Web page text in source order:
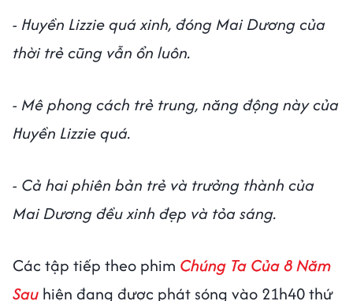
- Huyền Lizzie quá xinh, đóng Mai Dương của
thời trẻ cũng vẫn ổn luôn.
- Mê phong cách trẻ trung, năng động này của
Huyền Lizzie quá.
- Cả hai phiên bản trẻ và trưởng thành của
Mai Dương đều xinh đẹp và tỏa sáng.
Các tập tiếp theo phim Chúng Ta Của 8 Năm
Sau hiện đang được phát sóng vào 21h40 thứ